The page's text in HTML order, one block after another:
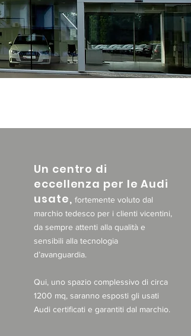
Un centro di
eccellenza per le Audi
usate, fortemente voluto dal
marchio tedesco per i clienti vicentini,
da sempre attenti alla qualità e
sensibili alla tecnologia
d’avanguardia.
Qui, uno spazio complessivo di circa
1200 mq, saranno esposti gli usati
Audi certificati e garantiti dal marchio.